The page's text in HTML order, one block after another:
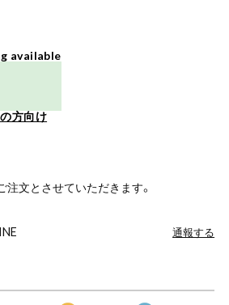
available
方向け
文とさせていただきます。
通報する